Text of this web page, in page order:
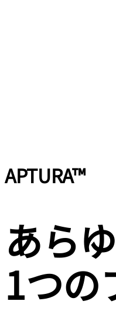
APTURA™
あら
1つの